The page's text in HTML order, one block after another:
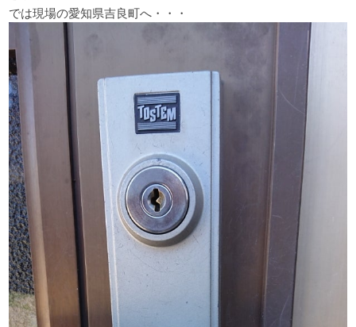
では現場の愛知県吉良町へ・・・